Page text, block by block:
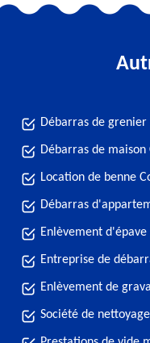
Débarras de
Débarras de maison
Location de benne
Débarras
Enlèvement d'épave
Entreprise de
Enlèvement de
Société de